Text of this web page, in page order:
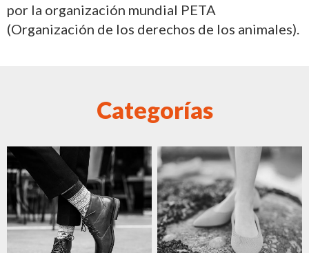
por la organización mundial PETA
(Organización de los derechos de los animales).
Categorías